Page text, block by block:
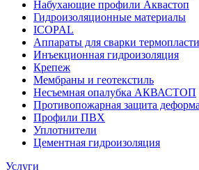
Набухающие профили Аквастоп
Гидроизоляционные материалы
ICOPAL
Аппараты для сварки
Инъекционная гидроизоляция
Крепеж
Мембраны и геотекстиль
Несъемная опалубка АКВАСТОП
Противопожарная защита
Профили ПВХ
Уплотнители
Цементная гидроизоляция
Услуги